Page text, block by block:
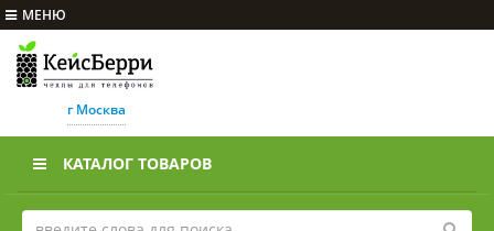
МЕНЮ
г Москва
КАТАЛОГ ТОВАРОВ